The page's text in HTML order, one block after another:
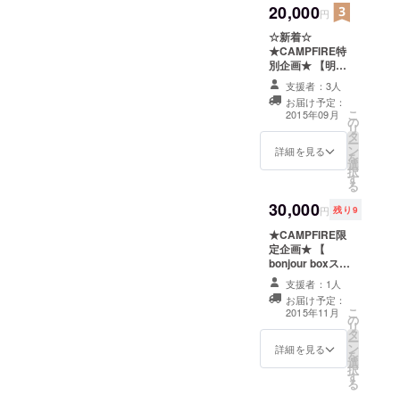
ロン様のお名前
を掲載 ※初回
bonjour boxは
8000円リターン
と同じものにな
ります。 ２回目
発送分からは
ショップOPEN
後の通常bonjour
す。
20,000円
☆新着☆
★CAMPFIRE特
別企画★ 【明希
(流星群少女)が
加入する新グ
ループのライブ
&お披露目ライ
ブ前のリハーサ
ルに特別ご招
待】 ・新グルー
ブ前のリハーサ
ルへのご招待 ・
ライブチケット
・新しいグルー
プ名での２
ショットチェキ
ステージデ
ビュー前のリ
ハーサルに立ち
にいち早く結成
されたアイドル
支援者：3人
お届け予定：
2015年09月
詳細を見る
こ
の
リ
タ
ー
ン
を
選
択
す
る
30,000円 残り9
★CAMPFIRE限
定企画★ 【
bonjour boxス
タッフとのお食
事会ご招待！ &
HPにお名前掲
載！ 】 ・お礼の
メッセージ ・
bonjour boxス
支援者：1人
お届け予定：
2015年11月
詳細を見る
こ
の
リ
タ
ー
ン
を
選
択
す
る